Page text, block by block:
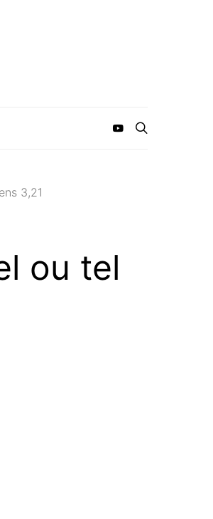
3,21
ou tel